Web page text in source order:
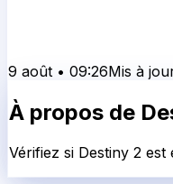
9 août • 09:26Mis à
À propos de
Vérifiez si Destiny 2 est